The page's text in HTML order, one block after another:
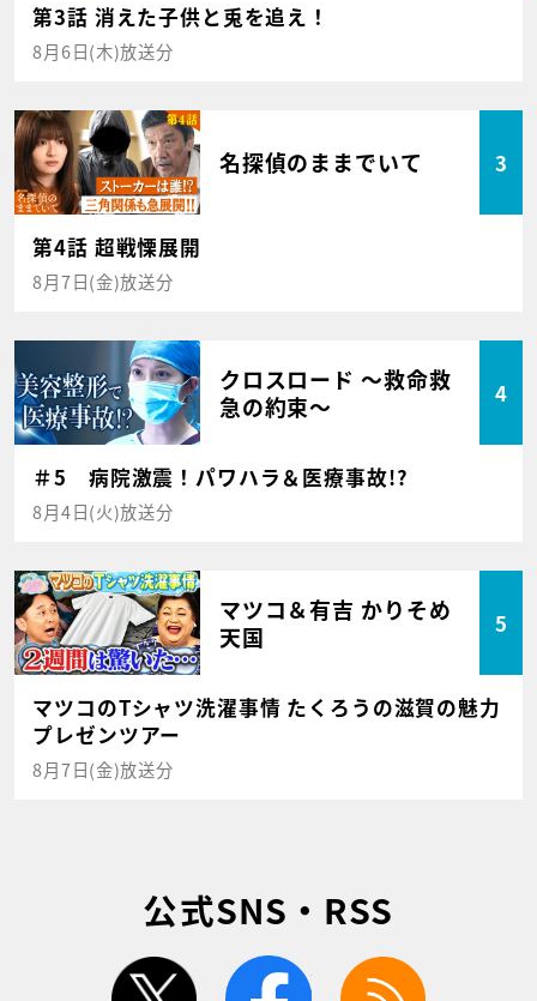
第3話 消えた子供と兎を追え！
8月6日(木)放送分
名探偵のままでいて 3
第4話 超戦慄展開
8月7日(金)放送分
クロスロード ～救命救
急の約束～
4
＃5 病院激震！パワハラ＆医療事故!?
8月4日(火)放送分
マツコ＆有吉 かりそめ
天国
5
マツコのTシャツ洗濯事情 たくろうの滋賀の魅力
プレゼンツアー
8月7日(金)放送分
公式SNS・RSS
twitter facebook